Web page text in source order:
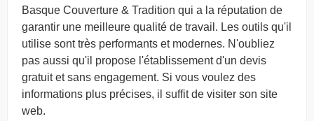
Basque Couverture & Tradition qui a la réputation de
garantir une meilleure qualité de travail. Les outils qu'il
utilise sont très performants et modernes. N'oubliez
pas aussi qu'il propose l'établissement d'un devis
gratuit et sans engagement. Si vous voulez des
informations plus précises, il suffit de visiter son site
web.